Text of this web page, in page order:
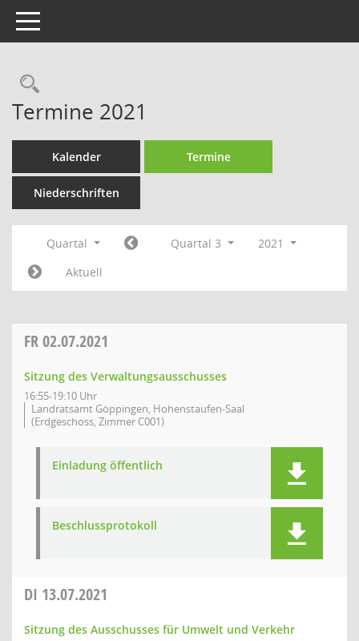
Toggle navigation
Rechercheauswahl
Termine 2021
Kalender Termine
Niederschriften
Quartal Quartal 3
2021
Aktuell
FR02.07.2021
Sitzung des Verwaltungsausschusses
16:55-19:10 Uhr
Landratsamt Göppingen, Hohenstaufen-Saal
(Erdgeschoss, Zimmer C001)
Einladung öffentlich
Beschlussprotokoll
DI 13.07.2021
Sitzung des Ausschusses für Umwelt und Verkehr